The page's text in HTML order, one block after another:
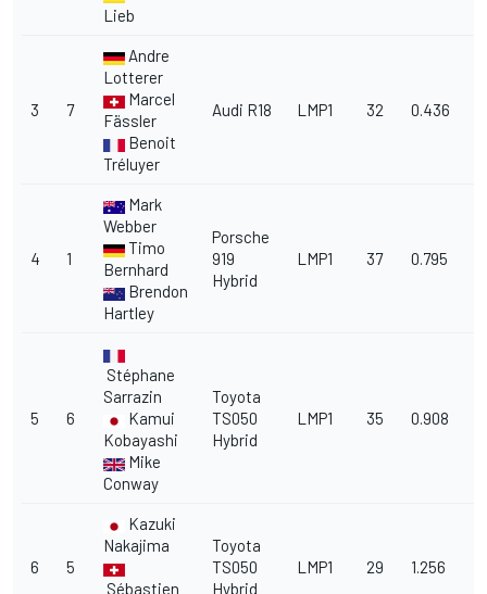
Lieb
3 7
Andre
Lotterer
Marcel
Fässler
Benoit
Tréluyer
Audi R18 LMP1 32 0.436
4 1
Mark
Webber
Timo
Bernhard
Brendon
Hartley
Porsche
919
Hybrid
LMP1 37 0.795
5 6
Stéphane
Sarrazin
Kamui
Kobayashi
Mike
Conway
Toyota
TS050
Hybrid
LMP1 35 0.908
6 5
Kazuki
Nakajima
Sébastien
Toyota
TS050
Hybrid
LMP1 29 1.256